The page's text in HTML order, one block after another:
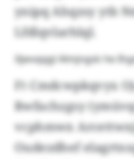
ynipq Ahqzsy ytb
Lfdlqvlarhlql.
Xjwvqqgl Almjngsk he
Ft Cmdcwpkqvyx
Rwfachzgsy
vcphmwx
Oudezdhef